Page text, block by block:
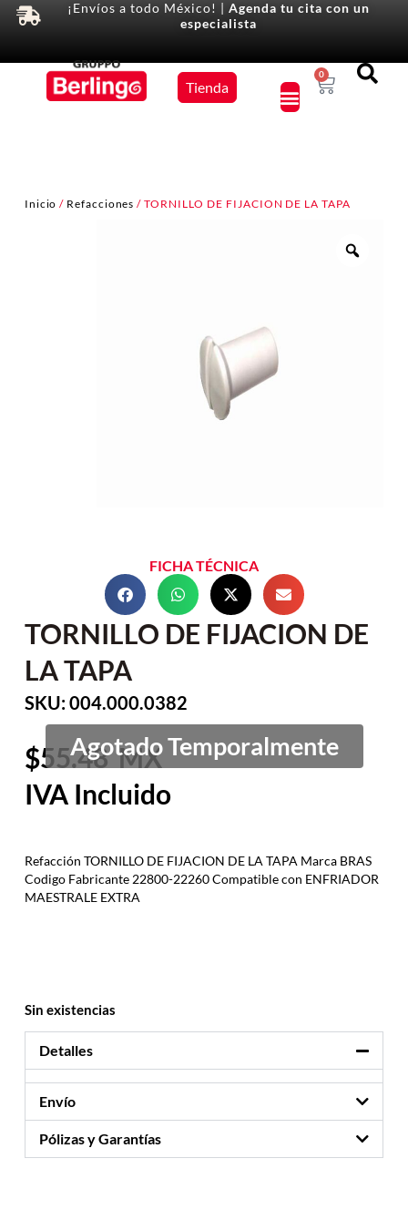
¡Envíos a todo México! | Agenda tu cita con un
especialista
Tienda
0
Inicio / Refacciones / TORNILLO DE FIJACION DE LA TAPA
FICHA TÉCNICA
TORNILLO DE FIJACION DE
LA TAPA
SKU: 004.000.0382
55.48
Refacción TORNILLO DE FIJACION DE LA TAPA Marca BRAS
Codigo Fabricante 22800-22260 Compatible con ENFRIADOR
MAESTRALE EXTRA
Sin existencias
Detalles
Envío
Pólizas y Garantías